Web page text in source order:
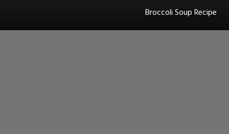
Broccoli Soup Recipe